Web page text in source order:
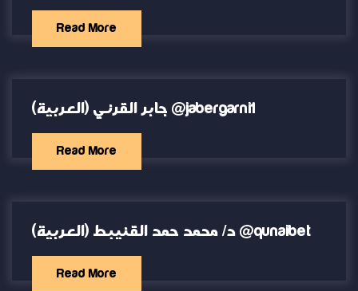
Read More
(العربية) جابر القرني @jabergarni1
Read More
(العربية) د/ محمد حمد القنيبط @qunaibet
Read More